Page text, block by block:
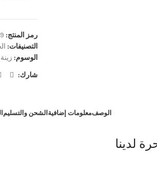
رمز المنتج: 2
التصنيفات:
الوسوم:
شارك:
الوصفمعلومات إضافيةالشحن والتسليم
لدينا